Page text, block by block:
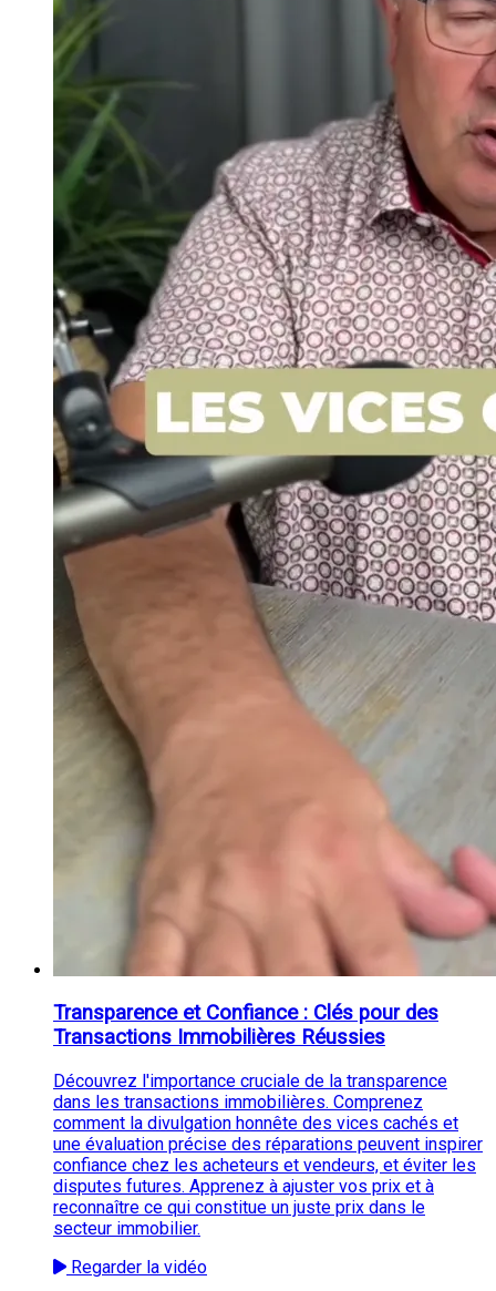
Transparence et Confiance : Clés pour des
Transactions Immobilières Réussies
Découvrez l'importance cruciale de la transparence
dans les transactions immobilières. Comprenez
comment la divulgation honnête des vices cachés et
une évaluation précise des réparations peuvent inspirer
confiance chez les acheteurs et vendeurs, et éviter les
disputes futures. Apprenez à ajuster vos prix et à
reconnaître ce qui constitue un juste prix dans le
secteur immobilier.
Regarder la vidéo